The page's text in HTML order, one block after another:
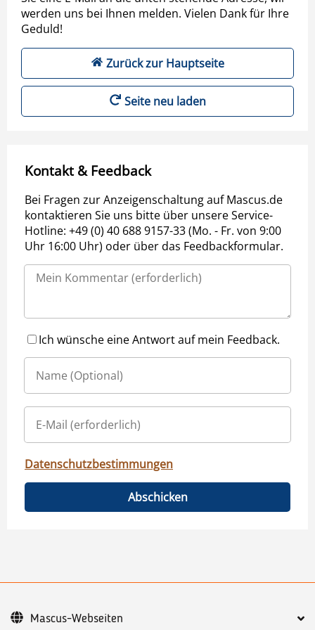
werden uns bei Ihnen melden. Vielen Dank für Ihre
Geduld!
Zurück zur Hauptseite
Seite neu laden
Kontakt & Feedback
Bei Fragen zur Anzeigenschaltung auf Mascus.de
kontaktieren Sie uns bitte über unsere Service-
Hotline: +49 (0) 40 688 9157-33 (Mo. - Fr. von 9:00
Uhr 16:00 Uhr) oder über das Feedbackformular.
Ich wünsche eine Antwort auf mein Feedback.
Datenschutzbestimmungen
Abschicken
Mascus-Webseiten